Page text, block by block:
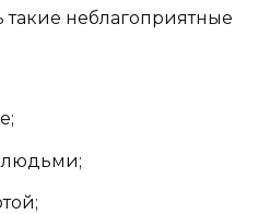
такие неблагоприятные